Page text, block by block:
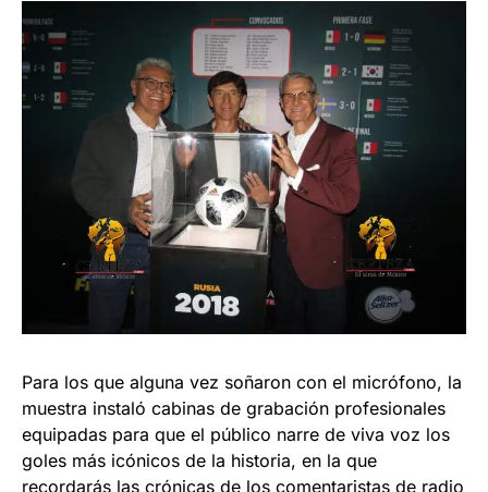
Para los que alguna vez soñaron con el micrófono, la
muestra instaló cabinas de grabación profesionales
equipadas para que el público narre de viva voz los
goles más icónicos de la historia, en la que
recordarás las crónicas de los comentaristas de radio